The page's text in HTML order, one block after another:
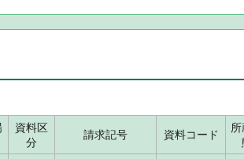
資料区
分
請求記号 資料コード